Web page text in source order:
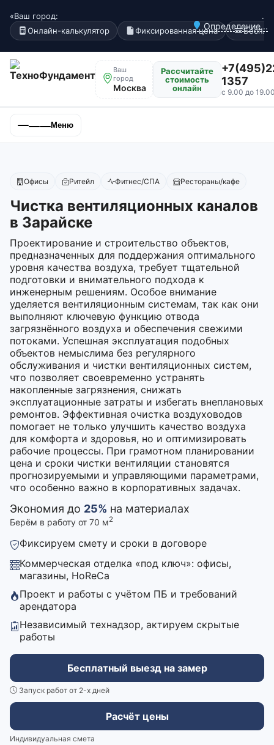
«Ваш город:
Определение...
.
Онлайн-калькулятор
Фиксированная цена
Ваш
город
Москва
Рассчитайте
стоимость
онлайн
1357
с 9.00 до
Меню
Офисы Ритейл Фитнес/СПА Рестораны/кафе
Чистка вентиляционных каналов
в Зарайске
Проектирование и строительство объектов,
предназначенных для поддержания оптимального
уровня качества воздуха, требует тщательной
подготовки и внимательного подхода к
инженерным решениям. Особое внимание
уделяется вентиляционным системам, так как они
выполняют ключевую функцию отвода
загрязнённого воздуха и обеспечения свежими
потоками. Успешная эксплуатация подобных
объектов немыслима без регулярного
обслуживания и чистки вентиляционных систем,
что позволяет своевременно устранять
накопленные загрязнения, снижать
эксплуатационные затраты и избегать внеплановых
ремонтов. Эффективная очистка воздуховодов
помогает не только улучшить качество воздуха
для комфорта и здоровья, но и оптимизировать
рабочие процессы. При грамотном планировании
цена и сроки чистки вентиляции становятся
прогнозируемыми и управляющими параметрами,
что особенно важно в корпоративных задачах.
Экономия до 25% на материалах
Берём в работу от 70 м2
Фиксируем смету и сроки в договоре
Коммерческая отделка «под ключ»: офисы,
магазины, HoReCa
Проект и работы с учётом ПБ и требований
арендатора
Независимый технадзор, актируем скрытые
работы
Бесплатный выезд на замер
Запуск работ от 2-х дней
Расчёт цены
Индивидуальная смета